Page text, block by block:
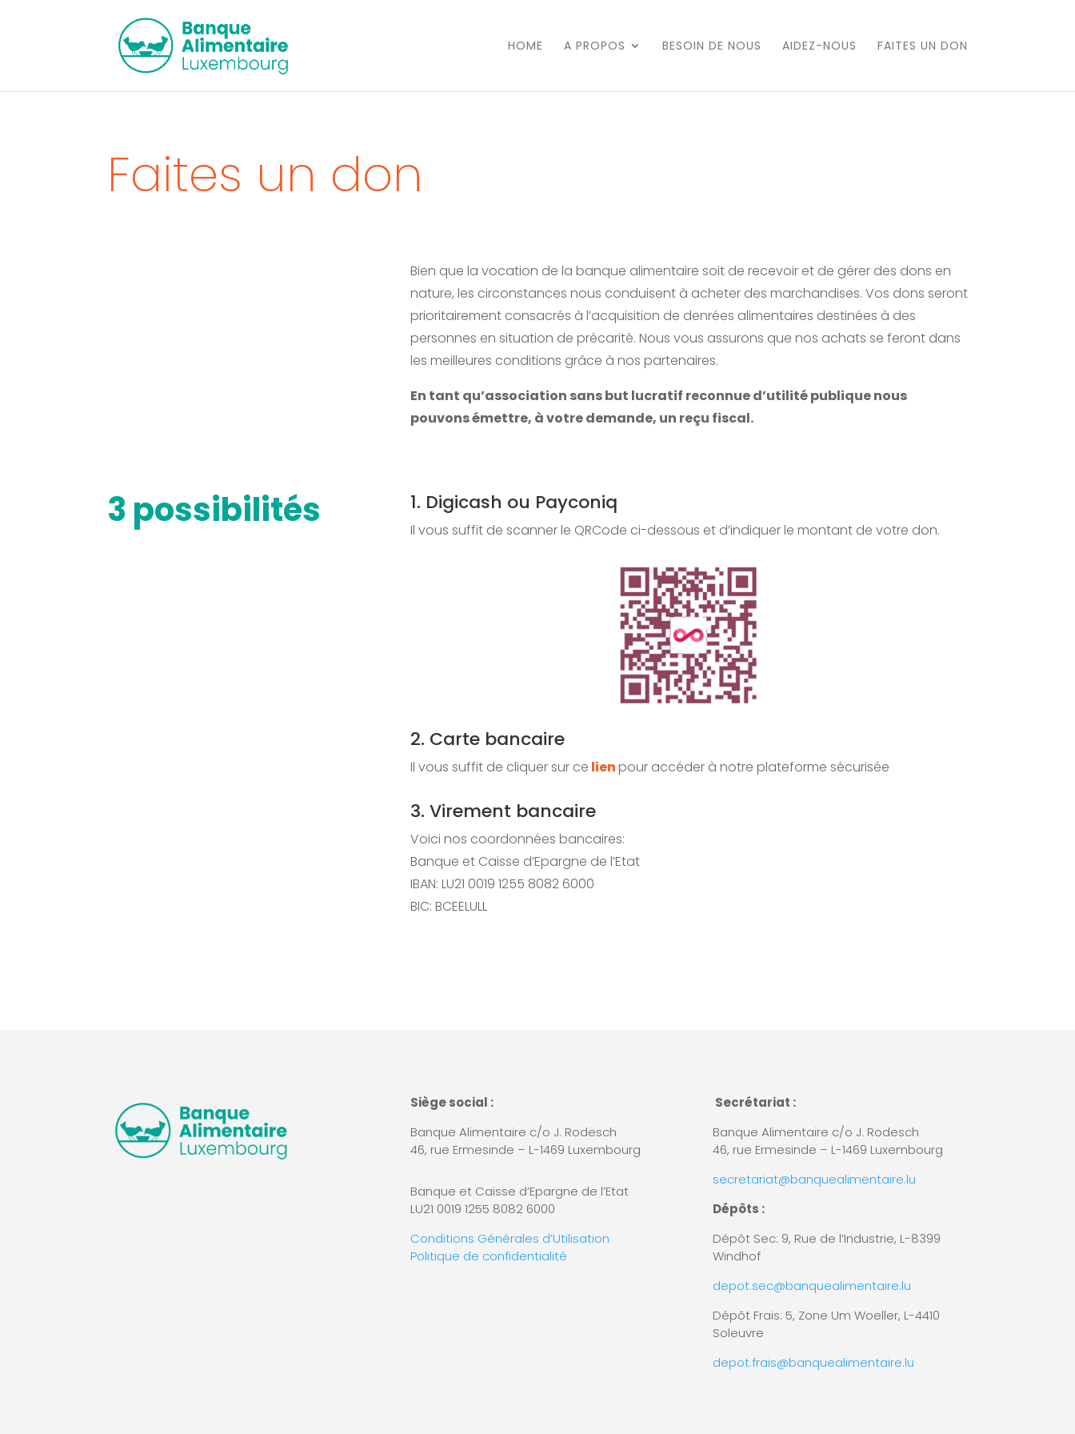
HOME A PROPOS BESOIN DE NOUS AIDEZ-NOUS FAITES UN DON
Faites un don
Bien que la vocation de la banque alimentaire soit de recevoir et de gérer des dons en
nature, les circonstances nous conduisent à acheter des marchandises. Vos dons seront
prioritairement consacrés à l’acquisition de denrées alimentaires destinées à des
personnes en situation de précarité. Nous vous assurons que nos achats se feront dans
les meilleures conditions grâce à nos partenaires.
En tant qu’association sans but lucratif reconnue d’utilité publique nous
pouvons émettre, à votre demande, un reçu fiscal.
3 possibilités 1. Digicash ou Payconiq
Il vous suffit de scanner le QRCode ci-dessous et d’indiquer le montant de votre don.
2. Carte bancaire
Il vous suffit de cliquer sur ce lienpour accéder à notre plateforme sécurisée
3. Virement bancaire
Voici nos coordonnées bancaires:
Banque et Caisse d’Epargne de l’Etat
IBAN: LU21 0019 1255 8082 6000
BIC: BCEELULL
Siège social :
Banque Alimentaire c/o J. Rodesch
46, rue Ermesinde – L-1469 Luxembourg
Banque et Caisse d’Epargne de l’Etat
LU21 0019 1255 8082 6000
Conditions Générales d’Utilisation
Politique de confidentialité
Secrétariat :
Banque Alimentaire c/o J. Rodesch
46, rue Ermesinde – L-1469 Luxembourg
secretariat@banquealimentaire.lu
Dépôts :
Dépôt Sec: 9, Rue de l’Industrie, L-8399
Windhof
depot.sec@banquealimentaire.lu
Dépôt Frais: 5, Zone Um Woeller, L-4410
Soleuvre
depot.frais@banquealimentaire.lu